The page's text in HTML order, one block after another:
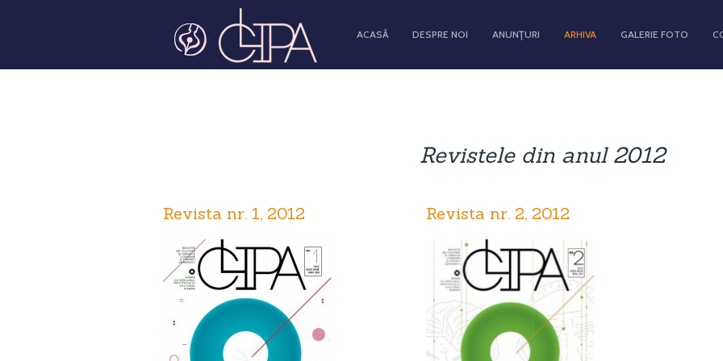
ACASĂ DESPRE NOI ANUNŢURI ARHIVA GALERIE FOTO
Revistele din anul 2012
Revista nr. 1, 2012 Revista nr. 2, 2012